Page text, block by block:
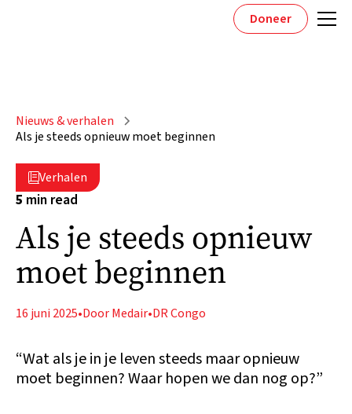
Doneer
Nieuws & verhalen
Als je steeds opnieuw moet beginnen
Verhalen
5 min read
Als je steeds opnieuw
moet beginnen
16 juni 2025•Door Medair•DR Congo
“Wat als je in je leven steeds maar opnieuw
moet beginnen? Waar hopen we dan nog op?”